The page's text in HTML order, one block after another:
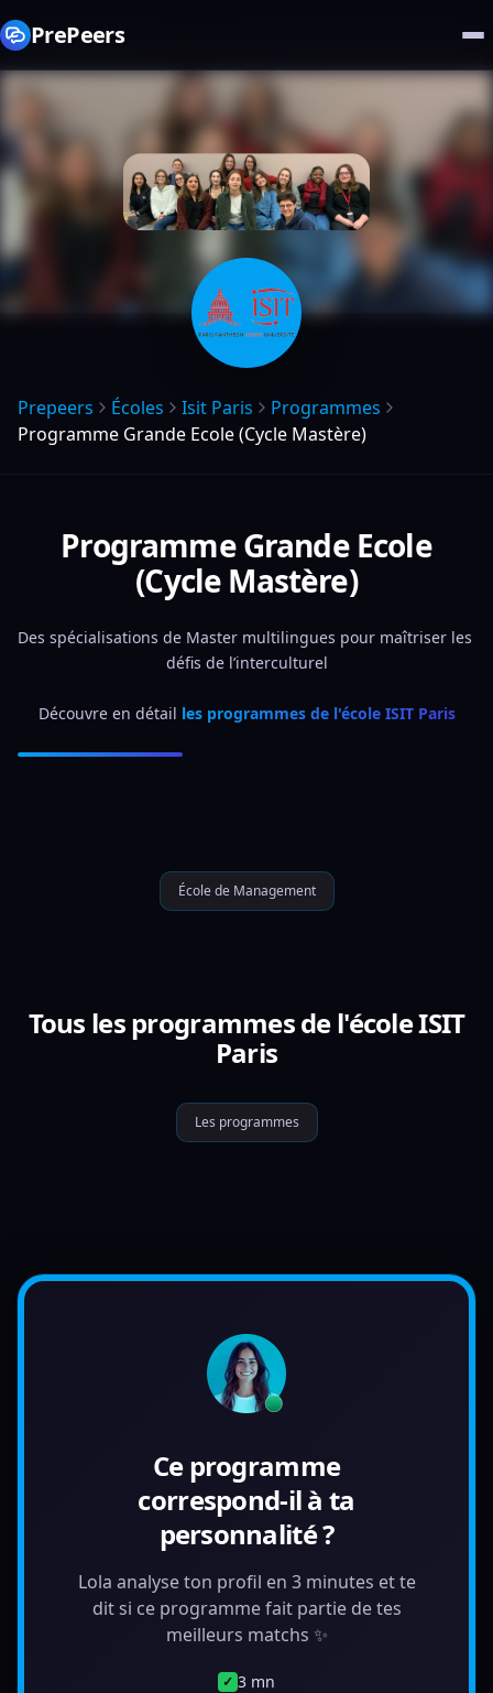
PrePeers
Prepeers Écoles Isit Paris
Programmes
Programme Grande Ecole (Cycle Mastère)
Programme Grande Ecole
(Cycle Mastère)
Des spécialisations de Master multilingues pour maîtriser les
défis de l’interculturel
Découvre en détail les programmes de l'école ISIT Paris
École de Management
Tous les programmes de l'école ISIT
Paris
Les programmes
Ce programme
correspond-il à ta
personnalité ?
Lola analyse ton profil en 3 minutes et te
dit si ce programme fait partie de tes
meilleurs matchs ✨
✓ 3 mn